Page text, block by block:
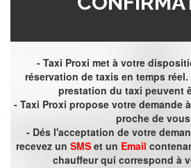
- Taxi Proxi met à votre
réservation de taxis en temps
prestation du taxi peuvent
- Taxi Proxi propose votre demande
proche de
- Dés l'acceptation de votre
recevez un SMSet un Email
chauffeur qui correspond à